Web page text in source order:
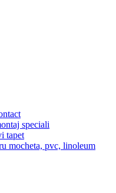
speciali
tapet
mocheta, pvc, linoleum